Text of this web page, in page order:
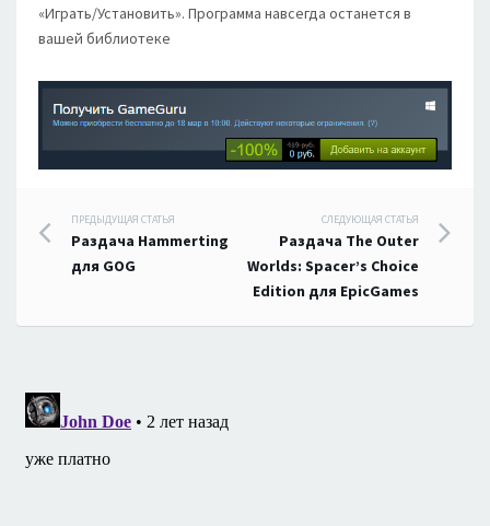
«Играть/Установить». Программа навсегда останется в
вашей библиотеке
Навигация
по
записям
ПРЕДЫДУЩАЯ СТАТЬЯ
Раздача Hammerting
для GOG
СЛЕДУЮЩАЯ СТАТЬЯ
Раздача The Outer
Worlds: Spacer’s Choice
Edition для EpicGames